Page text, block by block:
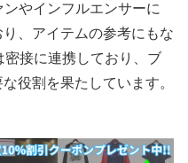
やインフルエンサーに
、アイテムの参考にもな
接に連携しており、ブ
役割を果たしています。